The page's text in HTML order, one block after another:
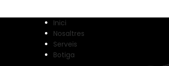
Inici
Nosaltres
Serveis
Botiga